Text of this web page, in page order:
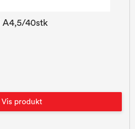
40stk
Vis produkt